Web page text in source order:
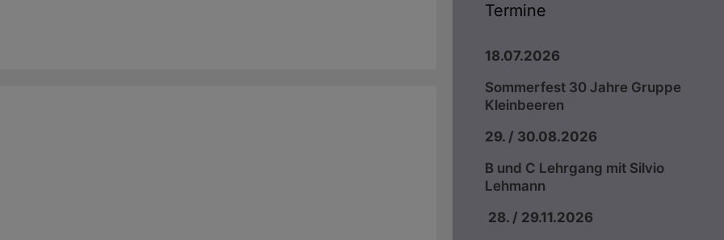
Termine
18.07.2026
Sommerfest 30 Jahre Gruppe
Kleinbeeren
29. / 30.08.2026
B und C Lehrgang mit Silvio
Lehmann
28. / 29.11.2026